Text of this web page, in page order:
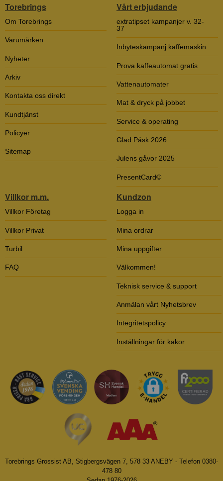
Torebrings
Om Torebrings
Varumärken
Nyheter
Arkiv
Kontakta oss direkt
Kundtjänst
Policyer
Sitemap
Vårt erbjudande
extratipset kampanjer v. 32-
37
Inbyteskampanj kaffemaskin
Prova kaffeautomat gratis
Vattenautomater
Mat & dryck på jobbet
Service & operating
Glad Påsk 2026
Julens gåvor 2025
PresentCard©
Villkor m.m.
Villkor Företag
Villkor Privat
Turbil
FAQ
Kundzon
Logga in
Mina ordrar
Mina uppgifter
Välkommen!
Teknisk service & support
Anmälan vårt Nyhetsbrev
Integritetspolicy
Inställningar för kakor
Torebrings Grossist AB, Stigbergsvägen 7, 578 33 ANEBY - Telefon 0380-
478 80